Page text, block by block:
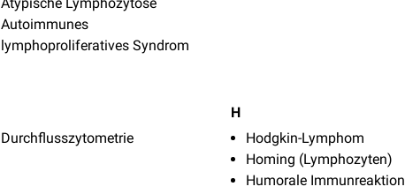
Autoimmunes
lymphoproliferatives Syndrom
Durchflusszytometrie
H
Hodgkin-Lymphom
Homing (Lymphozyten)
Humorale Immunreaktion